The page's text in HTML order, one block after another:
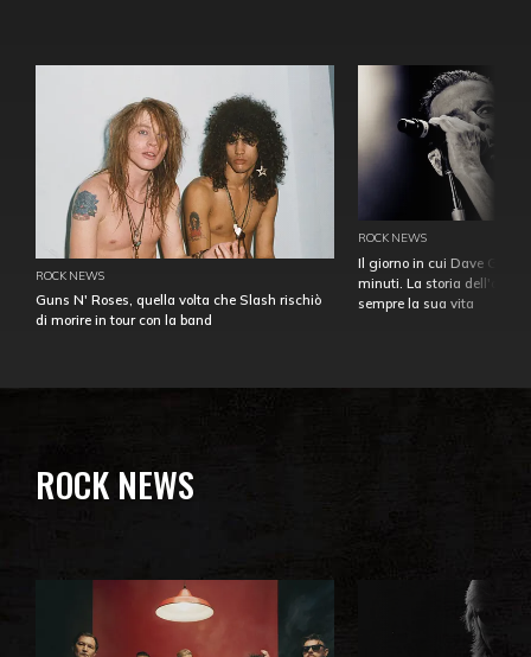
ROCK NEWS
Guns N' Roses, quella volta che Slash rischiò
di morire in tour con la band
ROCK NEWS
Il giorno in cui Dave
minuti. La storia
sempre la sua vita
ROCK NEWS